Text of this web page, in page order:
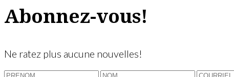
Abonnez-vous!
Ne ratez plus aucune nouvelles!